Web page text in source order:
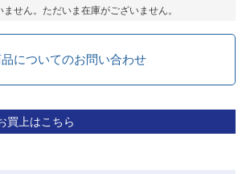
せん。ただいま在庫がございません。
についてのお問い合わせ
買上はこちら